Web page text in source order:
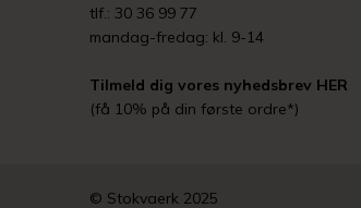
tlf.: 30 36 99 77
mandag-fredag: kl. 9-14
Tilmeld dig vores nyhedsbrev HER
(få 10% på din første ordre*)
© Stokvaerk 2025